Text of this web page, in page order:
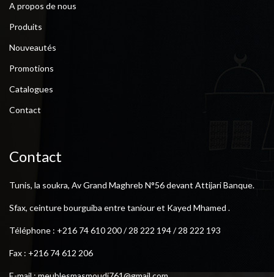
A propos de nous
Produits
Nouveautés
Promotions
Catalogues
Contact
Contact
Tunis, la soukra, Av Grand Maghreb N°56 devant Attijari Banque.
Sfax, ceinture bourguiba entre taniour et Kayed Mhamed .
Téléphone : +216 74 610 200 / 28 222 194 / 28 222 193
Fax : +216 74 612 206